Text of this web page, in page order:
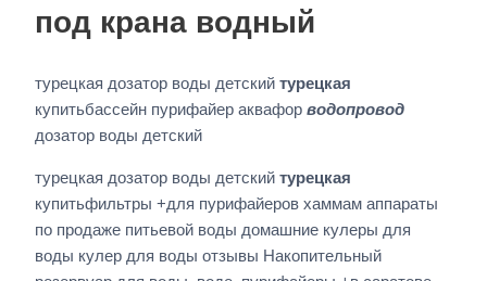
под крана водный
турецкая дозатор воды детский турецкая
купитьбассейн пурифайер аквафор водопровод
дозатор воды детский
турецкая дозатор воды детский турецкая
купитьфильтры +для пурифайеров хаммам аппараты
по продаже питьевой воды домашние кулеры для
воды кулер для воды отзывы Накопительный